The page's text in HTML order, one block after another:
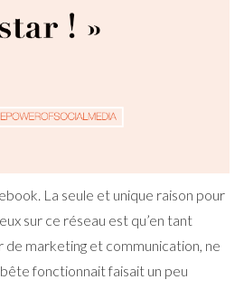
La seule et unique raison pour
sur ce réseau est qu’en tant
de marketing et communication, ne
fonctionnait faisait un peu